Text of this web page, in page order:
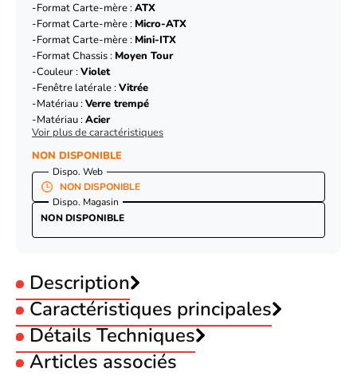
Format Carte-mère :ATX
Format Carte-mère : Micro-ATX
Format Carte-mère : Mini-ITX
Format Chassis : Moyen Tour
Couleur :Violet
Fenêtre latérale :Vitrée
Matériau :Verre trempé
Matériau :Acier
Voir plus de caractéristiques
NON DISPONIBLE
Dispo. Web
NON DISPONIBLE
Dispo. Magasin
NON DISPONIBLE
Description
Caractéristiques principales
Utilisation :Bureautique
Utilisation :Gamer
Format Carte-mère :ATX
Détails Techniques
Type
Boîtier PC
Articles associés